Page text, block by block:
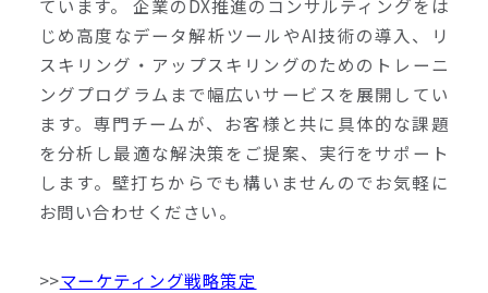
ています。 企業のDX推進のコンサルティングをは
じめ高度なデータ解析ツールやAI技術の導入、リ
スキリング・アップスキリングのためのトレーニ
ングプログラムまで幅広いサービスを展開してい
ます。専門チームが、お客様と共に具体的な課題
を分析し最適な解決策をご提案、実行をサポート
します。壁打ちからでも構いませんのでお気軽に
お問い合わせください。
>>マーケティング戦略策定